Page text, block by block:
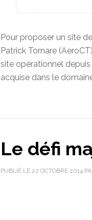
Pour proposer un site
Patrick Tornare
site opérationnel depuis
acquise dans le
Le défi
PUBLIÉ LE 22 OCTOBRE 2014